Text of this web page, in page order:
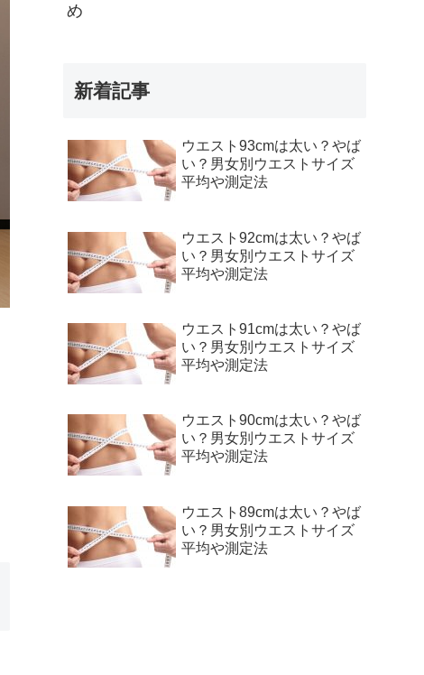
め
新着記事
ウエスト93cmは太い？やば
い？男女別ウエストサイズ
平均や測定法
ウエスト92cmは太い？やば
い？男女別ウエストサイズ
平均や測定法
ウエスト91cmは太い？やば
い？男女別ウエストサイズ
平均や測定法
ウエスト90cmは太い？やば
い？男女別ウエストサイズ
平均や測定法
ウエスト89cmは太い？やば
い？男女別ウエストサイズ
平均や測定法